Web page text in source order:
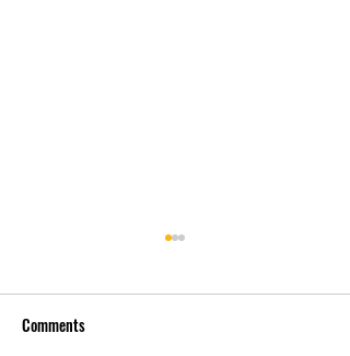
Comments